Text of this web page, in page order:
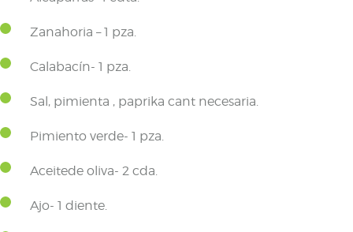
Zanahoria – 1 pza.
Calabacín- 1 pza.
Sal, pimienta , paprika cant necesaria.
Pimiento verde- 1 pza.
Aceitede oliva- 2 cda.
Ajo- 1 diente.